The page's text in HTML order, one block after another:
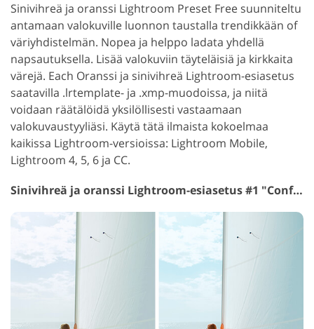
Sinivihreä ja oranssi Lightroom Preset Free suunniteltu
antamaan valokuville luonnon taustalla trendikkään of
väriyhdistelmän. Nopea ja helppo ladata yhdellä
napsautuksella. Lisää valokuviin täyteläisiä ja kirkkaita
värejä. Each Oranssi ja sinivihreä Lightroom-esiasetus
saatavilla .lrtemplate- ja .xmp-muodoissa, ja niitä
voidaan räätälöidä yksilöllisesti vastaamaan
valokuvaustyyliäsi. Käytä tätä ilmaista kokoelmaa
kaikissa Lightroom-versioissa: Lightroom Mobile,
Lightroom 4, 5, 6 ja CC.
Sinivihreä ja oranssi Lightroom-esiasetus #1 "Confetti"